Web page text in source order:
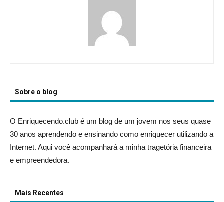
Sobre o blog
O Enriquecendo.club é um blog de um jovem nos seus quase
30 anos aprendendo e ensinando como enriquecer utilizando a
Internet. Aqui você acompanhará a minha tragetória financeira
e empreendedora.
Mais Recentes